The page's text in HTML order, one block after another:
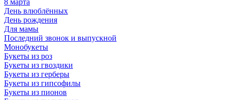
8 марта
День влюблённых
День рождения
Для мамы
Последний звонок и выпускной
Монобукеты
Букеты из роз
Букеты из гвоздики
Букеты из герберы
Букеты из гипсофилы
Букеты из пионов